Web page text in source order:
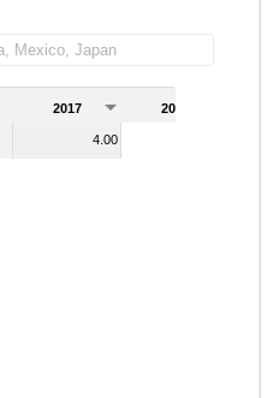
2017 2018
4.00